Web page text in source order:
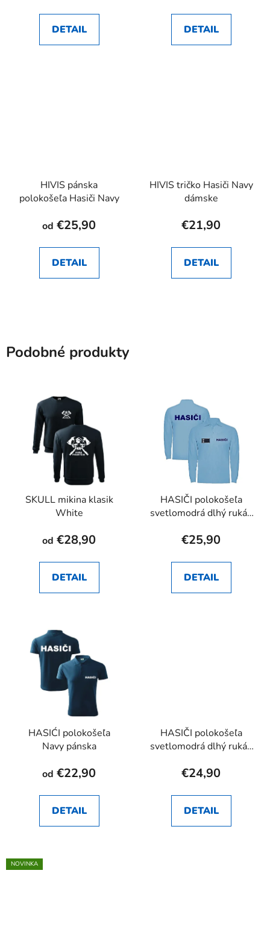
DETAIL DETAIL
HIVIS pánska
polokošeľa Hasiči Navy
od €25,90
DETAIL
HIVIS tričko Hasiči Navy
dámske
€21,90
DETAIL
Podobné produkty
SKULL mikina klasik
White
od €28,90
DETAIL
HASIČI polokošeľa
svetlomodrá dlhý rukáv
€25,90
DETAIL
HASIĆI polokošeľa
Navy pánska
od €22,90
DETAIL
HASIČI polokošeľa
svetlomodrá dlhý rukáv
€24,90
DETAIL
NOVINKA